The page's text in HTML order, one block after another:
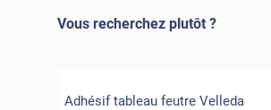
Vous recherchez plutôt ?
Adhésif tableau feutre Velleda